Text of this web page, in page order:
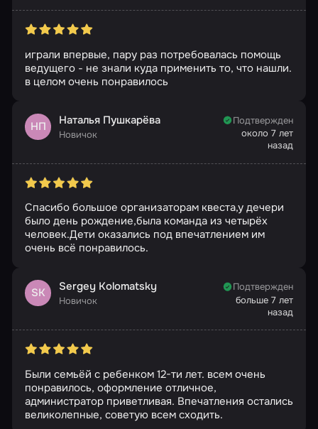
играли впервые, пару раз потребовалась помощь
ведущего - не знали куда применить то, что нашли.
в целом очень понравилось
НП Наталья Пушкарёва
Новичок
Подтвержден
около 7 лет
назад
Спасибо большое организаторам квеста,у дечери
было день рождение,была команда из четырёх
человек.Дети оказались под впечатлением им
очень всё понравилось.
SK Sergey Kolomatsky
Новичок
Подтвержден
больше 7 лет
назад
Были семьёй с ребенком 12-ти лет. всем очень
понравилось, оформление отличное,
администратор приветливая. Впечатления остались
великолепные, советую всем сходить.